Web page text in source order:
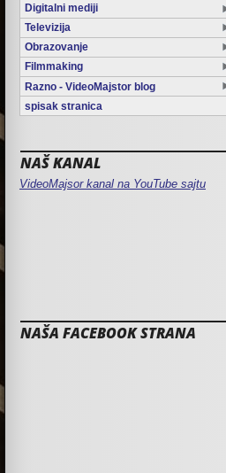
Digitalni mediji
Televizija
Obrazovanje
Filmmaking
Razno - VideoMajstor blog
spisak stranica
NAŠ KANAL
VideoMajsor kanal na YouTube sajtu
NAŠA FACEBOOK STRANA